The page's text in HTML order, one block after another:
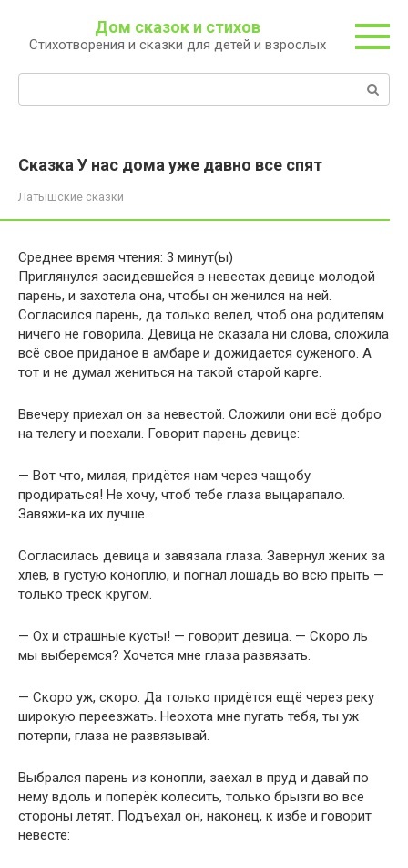
контенту
Дом сказок и стихов
Стихотворения и сказки для детей и взрослых
Сказка У нас дома уже давно все спят
Латышские сказки
Среднее время чтения: 3 минут(ы)
Приглянулся засидевшейся в невестах девице молодой
парень, и захотела она, чтобы он женился на ней.
Согласился парень, да только велел, чтоб она родителям
ничего не говорила. Девица не сказала ни слова, сложила
всё свое приданое в амбаре и дожидается суженого. А
тот и не думал жениться на такой старой карге.
Ввечеру приехал он за невестой. Сложили они всё добро
на телегу и поехали. Говорит парень девице:
— Вот что, милая, придётся нам через чащобу
продираться! Не хочу, чтоб тебе глаза выцарапало.
Завяжи-ка их лучше.
Согласилась девица и завязала глаза. Завернул жених за
хлев, в густую коноплю, и погнал лошадь во всю прыть —
только треск кругом.
— Ох и страшные кусты! — говорит девица. — Скоро ль
мы выберемся? Хочется мне глаза развязать.
— Скоро уж, скоро. Да только придётся ещё через реку
широкую переезжать. Неохота мне пугать тебя, ты уж
потерпи, глаза не развязывай.
Выбрался парень из конопли, заехал в пруд и давай по
нему вдоль и поперёк колесить, только брызги во все
стороны летят. Подъехал он, наконец, к избе и говорит
невесте: